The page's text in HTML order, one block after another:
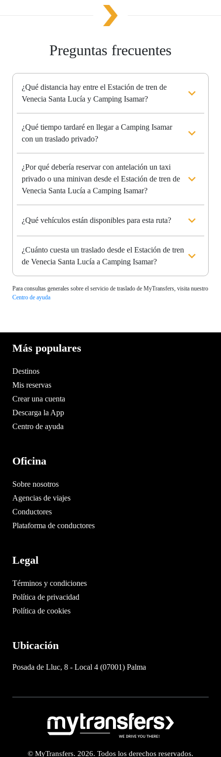
Preguntas frecuentes
¿Qué distancia hay entre el Estación de tren de
Venecia Santa Lucía y Camping Isamar?
¿Qué tiempo tardaré en llegar a Camping Isamar
con un traslado privado?
¿Por qué debería reservar con antelación un taxi
privado o una minivan desde el Estación de tren de
Venecia Santa Lucía a Camping Isamar?
¿Qué vehículos están disponibles para esta ruta?
¿Cuánto cuesta un traslado desde el Estación de tren
de Venecia Santa Lucía a Camping Isamar?
Para consultas generales sobre el servicio de traslado de MyTransfers, visita nuestro
Centro de ayuda
Más populares
Destinos
Mis reservas
Crear una cuenta
Descarga la App
Centro de ayuda
Oficina
Sobre nosotros
Agencias de viajes
Conductores
Plataforma de conductores
Legal
Términos y condiciones
Política de privacidad
Política de cookies
Ubicación
Posada de Lluc, 8 - Local 4 (07001) Palma
© MyTransfers. 2026. Todos los derechos reservados.